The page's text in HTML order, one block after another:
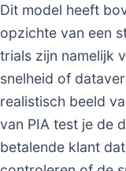
Dit model heeft
opzichte van een
trials zijn namelijk
snelheid of
realistisch beeld
van PIA test je de
betalende klant